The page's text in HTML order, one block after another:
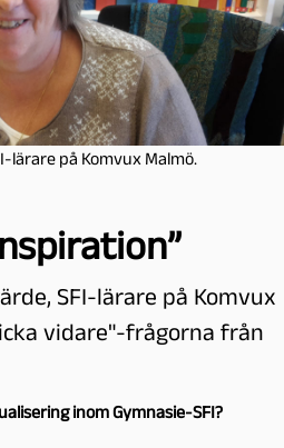
lärare på Komvux Malmö.
SFI-lärare på Komvux
vidare"-frågorna från
inom Gymnasie-SFI?